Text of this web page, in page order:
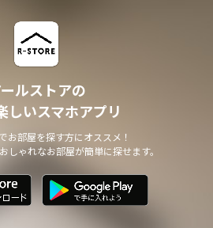
る対応
ガジンの送信、その他の対応
産物件情報サービスの提供のために必
て
情報の漏洩、滅失またはき損の防止その
ために必要かつ適切な措置を講じます。
ついて厳正な調査を行い、 取り扱いを
管理が図られるよう当該第三者に対する
ルストアの
しいスマホアプリ
お部屋を探す方にオススメ！
しゃれなお部屋が簡単に探せます。